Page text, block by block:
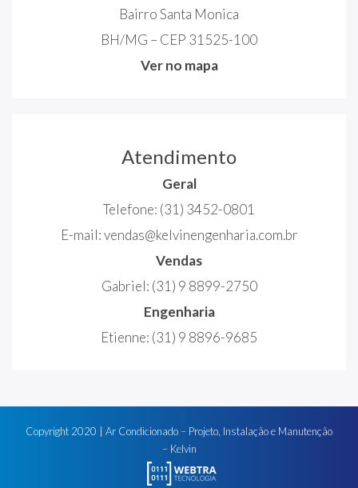
Bairro Santa Monica
BH/MG – CEP 31525-100
Ver no mapa
Atendimento
Geral
Telefone: (31) 3452-0801
E-mail:vendas@kelvinengenharia.com.br
Vendas
Gabriel: (31) 9 8899-2750
Engenharia
Etienne: (31) 9 8896-9685
Copyright 2020 | Ar Condicionado – Projeto, Instalação e Manutenção
– Kelvin